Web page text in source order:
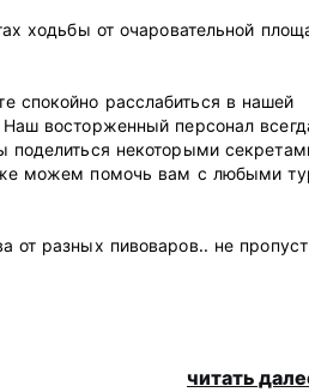
ходьбы от очаровательной
спокойно расслабиться в нашей
восторженный персонал
некоторыми
можем помочь вам с любыми
от разных пивоваров.. не
читать